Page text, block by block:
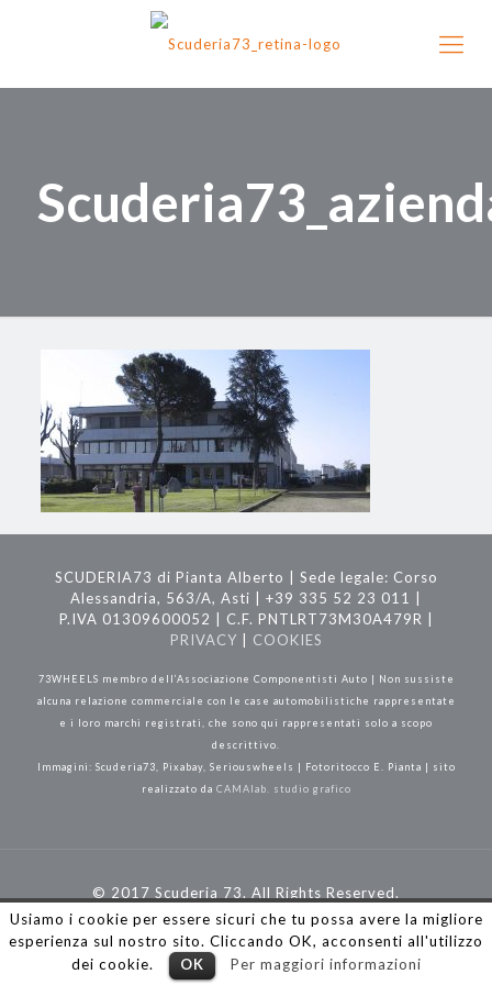
SCUDERIA73 di Pianta Alberto | Sede legale: Corso
Alessandria, 563/A, Asti | +39 335 52 23 011 |
P.IVA 01309600052 | C.F. PNTLRT73M30A479R |
PRIVACY
COOKIES
73WHEELS membro dell’Associazione Componentisti Auto | Non sussiste
alcuna relazione commerciale con le case automobilistiche rappresentate
e i loro marchi registrati, che sono qui rappresentati solo a scopo
descrittivo.
Immagini: Scuderia73, Pixabay, Seriouswheels | Fotoritocco E. Pianta | sito
realizzato da CAMAlab. studio grafico
© 2017 Scuderia 73. All Rights Reserved.
Usiamo i cookie per essere sicuri che tu possa avere la migliore
esperienza sul nostro sito. Cliccando OK, acconsenti all'utilizzo
dei cookie.
OK Per maggiori informazioni